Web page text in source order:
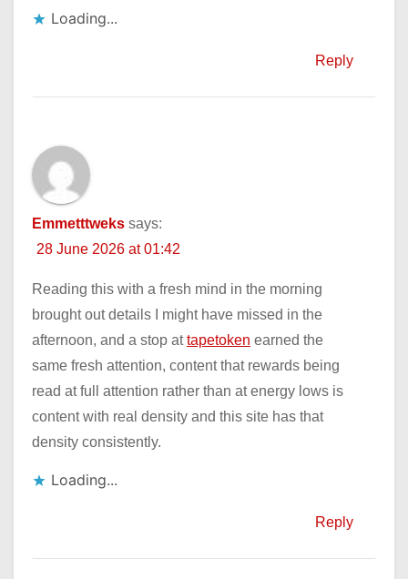
Loading...
Reply
Emmetttweks says:
28 June 2026 at 01:42
Reading this with a fresh mind in the morning
brought out details I might have missed in the
afternoon, and a stop attapetoken earned the
same fresh attention, content that rewards being
read at full attention rather than at energy lows is
content with real density and this site has that
density consistently.
Loading...
Reply